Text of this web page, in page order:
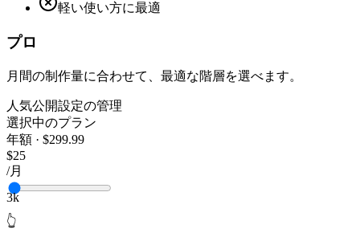
軽い使い方に最適
プロ
月間の制作量に合わせて、最適な階層を選べます。
人気公開設定の管理
選択中のプラン
年額 · $299.99
$25
/月
3k
👆